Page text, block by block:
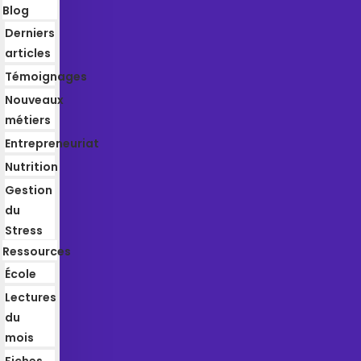
Blog
Derniers
articles
Témoignages
Nouveaux
métiers
Entrepreneuriat
Nutrition
Gestion
du
Stress
Ressources
École
Lectures
du
mois